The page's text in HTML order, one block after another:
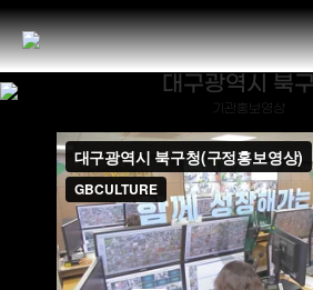
대구광역시 북
기관홍보영상